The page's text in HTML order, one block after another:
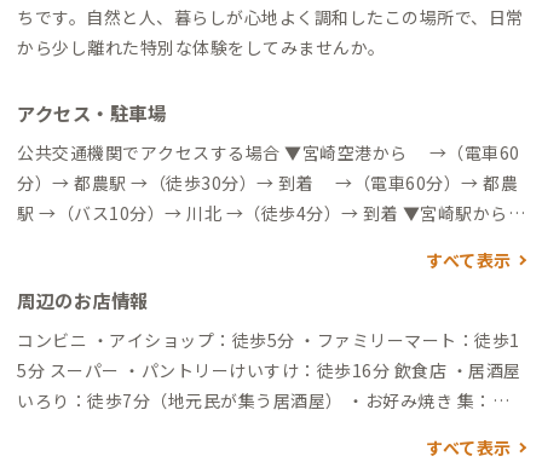
ちです。自然と人、暮らしが心地よく調和したこの場所で、日常
から少し離れた特別な体験をしてみませんか。
アクセス・駐車場
公共交通機関でアクセスする場合 ▼宮崎空港から →（電車60
分）→ 都農駅 →（徒歩30分）→ 到着 →（電車60分）→ 都農
駅 →（バス10分）→ 川北 →（徒歩4分）→ 到着 ▼宮崎駅から
0分）→ 都農駅 →（バス10分）→ 川北 →（徒歩4分）→ 到着 自
動車でアクセスする場合 ▼宮崎空港から →（高速道40分）→
高鍋IC →（一般道15分）→ 到着 ▼宮崎駅から →（一般道60
分）→ 到着
すべて表示
周辺のお店情報
コンビニ ・アイショップ：徒歩5分 ・ファミリーマート：徒歩1
5分 スーパー ・パントリーけいすけ：徒歩16分 飲食店 ・居酒屋
いろり：徒歩7分（地元民が集う居酒屋） ・お好み焼き 集：徒
すべて表示